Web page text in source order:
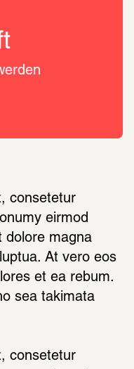
consetetur
eirmod
dolore magna
At vero eos
et ea rebum.
sea takimata
consetetur